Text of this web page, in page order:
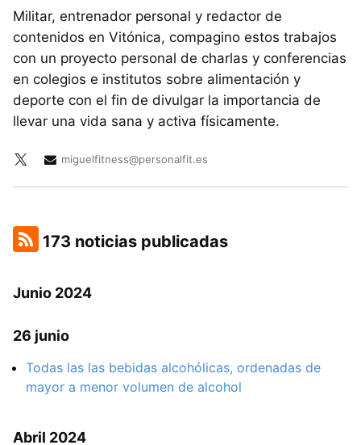
Militar, entrenador personal y redactor de
contenidos en Vitónica, compagino estos trabajos
con un proyecto personal de charlas y conferencias
en colegios e institutos sobre alimentación y
deporte con el fin de divulgar la importancia de
llevar una vida sana y activa físicamente.
miguelfitness@personalfit.es
173 noticias publicadas
Junio 2024
26 junio
Todas las las bebidas alcohólicas, ordenadas de
mayor a menor volumen de alcohol
Abril 2024